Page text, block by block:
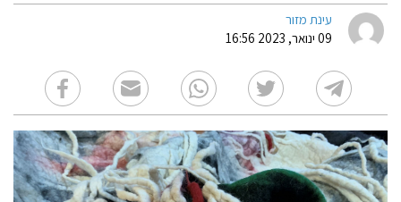
עינת מזור
09 ינואר, 2023 16:56